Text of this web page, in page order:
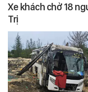
Xe khách chở 18
Trị